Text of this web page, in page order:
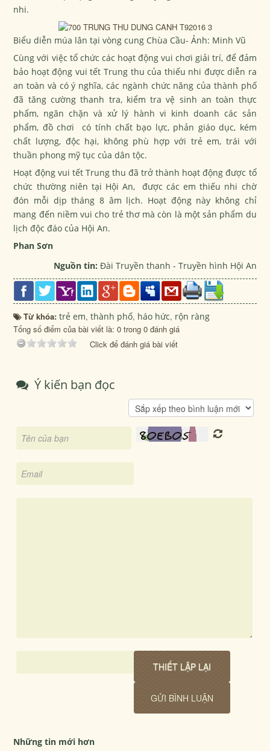
nhi.
Biểu diễn múa lân tại vòng cung Chùa Cầu- Ảnh: Minh Vũ
Cùng với việc tổ chức các hoạt động vui chơi giải trí, để đảm
bảo hoạt động vui tết Trung thu của thiếu nhi được diễn ra
an toàn và có ý nghĩa, các ngành chức năng của thành phố
đã tăng cường thanh tra, kiểm tra vệ sinh an toàn thực
phẩm, ngăn chặn và xử lý hành vi kinh doanh các sản
phẩm, đồ chơi có tính chất bạo lực, phản giáo dục, kém
chất lượng, độc hại, không phù hợp với trẻ em, trái với
thuần phong mỹ tục của dân tộc.
Hoạt động vui tết Trung thu đã trở thành hoạt động được tổ
chức thường niên tại Hội An, được các em thiếu nhi chờ
đón mỗi dịp tháng 8 âm lịch. Hoạt động này không chỉ
mang đến niềm vui cho trẻ thơ mà còn là một sản phẩm du
lịch độc đáo của Hội An.
Phan Sơn
Nguồn tin: Đài Truyền thanh - Truyền hình Hội An
Từ khóa:trẻ em,thành phố, háo hức, rộn ràng
Tổng số điểm của bài viết là: 0 trong 0 đánh giá
Click để đánh giá bài viết
Ý kiến bạn đọc
Những tin mới hơn